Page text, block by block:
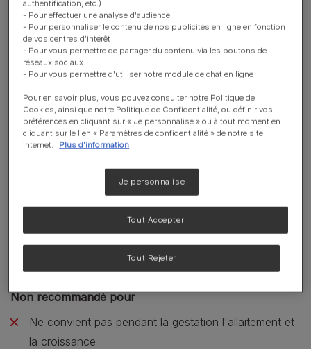
Fonction cognitive
Formulé pour aider à soutenir la
fonction cognitive chez le chien
senior. Résultats visibles en 30 jours.
Contien des TCM
Régime cétogène apportant au
cerveau une source alternative
Déclin cognitif lié à l'âge
Non recommandé pour
Ne convient pas pendant la gestation l'allaitement et
la croissance
authentification, etc.)
- Pour effectuer une analyse d'audience
- Pour personnaliser le contenu de nos publicités en ligne en fonction
de vos centres d'intérêt
- Pour vous permettre de partager du contenu via les boutons de
réseaux sociaux
- Pour vous permettre d'utiliser notre module de chat en ligne
Pour en savoir plus, vous pouvez consulter notre Politique de
Cookies, ainsi que notre Politique de Confidentialité, ou définir vos
préférences en cliquant sur « Je personnalise » ou à tout moment en
cliquant sur le lien « Paramètres de confidentialité » de notre site
internet.
Plus d'information
Je personnalise
Tout Rejeter
Tout Accepter